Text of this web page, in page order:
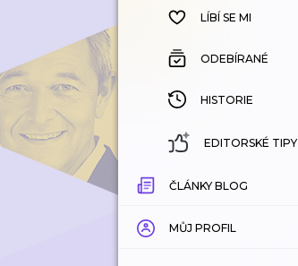
HISTORIE
LÍBÍ SE MI
ODEBÍRANÉ
HISTORIE
EDITORSKÉ TIPY
ČLÁNKY BLOG
MŮJ PROFIL